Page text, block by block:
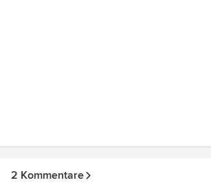
2 Kommentare